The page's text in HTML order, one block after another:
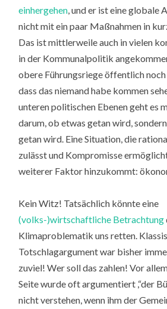
einhergehen , und er ist eine globale
nicht mit ein paar Maßnahmen in
Das ist mittlerweile auch in vielen
in der Kommunalpolitik
obere Führungsriege öffentlich
dass das niemand habe kommen
unteren politischen Ebenen geht es
darum, ob etwas getan wird,
getan wird. Eine Situation, die
zulässt und Kompromisse
weiterer Faktor hinzukommt:
Kein Witz! Tatsächlich könnte eine
(volks-)wirtschaftliche Betrachtung
Klimaproblematik uns retten.
Totschlagargument war bisher
zuviel! Wer soll das zahlen! Vor
Seite wurde oft argumentiert ,“der
nicht verstehen, wenn ihm der